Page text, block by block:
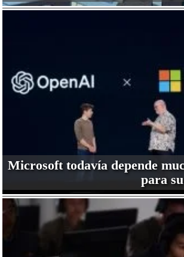
Microsoft todavía depende
para